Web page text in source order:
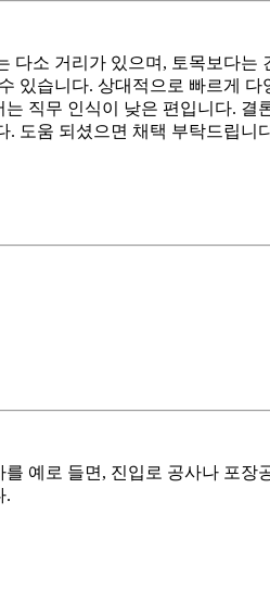
소 거리가 있으며, 토목보다
습니다. 상대적으로 빠르게
직무 인식이 낮은 편입니다.
도움 되셨으면 채택 부탁드립니
예로 들면, 진입로 공사나 포
.